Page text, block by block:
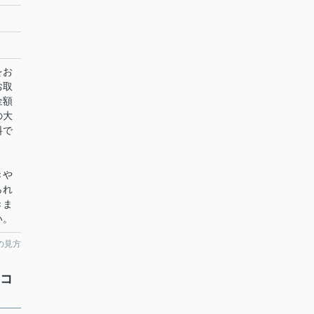
お
額
大
で
や
れ
見方